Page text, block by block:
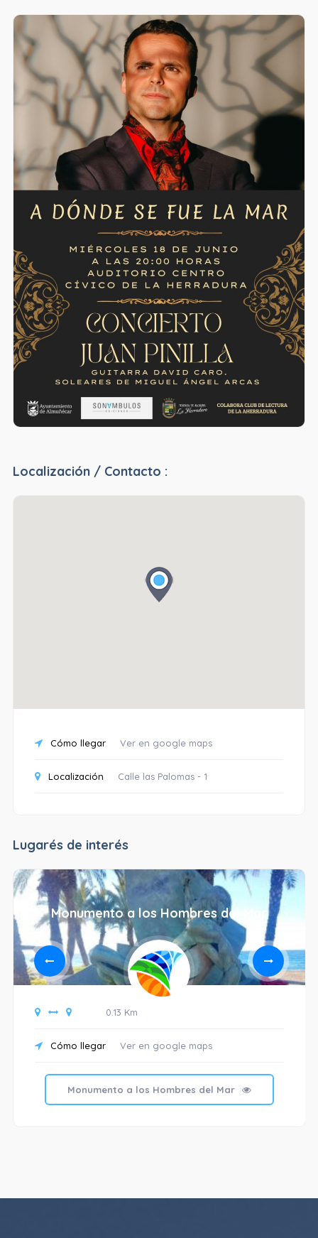
Localización / Contacto :
Cómo llegar Ver en google maps
Localización Calle las Palomas - 1
Lugarés de interés
Monumento a los Hombres del Mar
0.13 Km
Cómo llegar Ver en google maps
Monumento a los Hombres del Mar